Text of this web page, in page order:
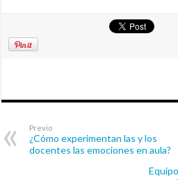
Previo
¿Cómo experimentan las y los
docentes las emociones en aula?